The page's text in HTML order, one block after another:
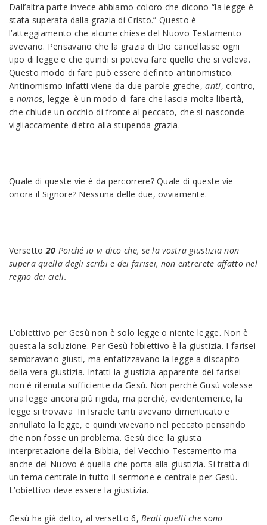
Dall’altra parte invece abbiamo coloro che dicono “la legge è
stata superata dalla grazia di Cristo.” Questo è
l’atteggiamento che alcune chiese del Nuovo Testamento
avevano. Pensavano che la grazia di Dio cancellasse ogni
tipo di legge e che quindi si poteva fare quello che si voleva.
Questo modo di fare può essere definito antinomistico.
Antinomismo infatti viene da due parole greche,anti, contro,
e nomos, legge. è un modo di fare che lascia molta libertà,
che chiude un occhio di fronte al peccato, che si nasconde
vigliaccamente dietro alla stupenda grazia.
Quale di queste vie è da percorrere? Quale di queste vie
onora il Signore? Nessuna delle due, ovviamente.
Versetto20 Poiché io vi dico che, se la vostra giustizia non
supera quella degli scribi e dei farisei, non entrerete affatto nel
regno dei cieli.
L’obiettivo per Gesù non è solo legge o niente legge. Non è
questa la soluzione. Per Gesù l’obiettivo è la giustizia. I farisei
sembravano giusti, ma enfatizzavano la legge a discapito
della vera giustizia. Infatti la giustizia apparente dei farisei
non è ritenuta sufficiente da Gesú. Non perchè Gusù volesse
una legge ancora più rigida, ma perchè, evidentemente, la
legge si trovava In Israele tanti avevano dimenticato e
annullato la legge, e quindi vivevano nel peccato pensando
che non fosse un problema. Gesù dice: la giusta
interpretazione della Bibbia, del Vecchio Testamento ma
anche del Nuovo è quella che porta alla giustizia. Si tratta di
un tema centrale in tutto il sermone e centrale per Gesù.
L’obiettivo deve essere la giustizia.
Gesù ha già detto, al versetto 6,Beati quelli che sono